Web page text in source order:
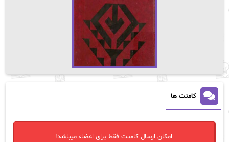
کامنت ها
امکان ارسال کامنت فقط برای اعضاء میباشد!